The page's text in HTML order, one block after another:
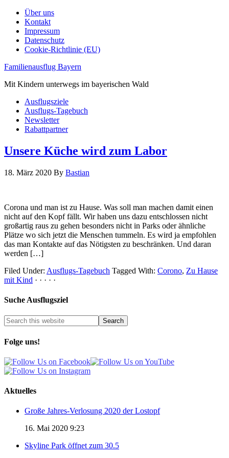
Über uns
Kontakt
Impressum
Datenschutz
Cookie-Richtlinie (EU)
Familienausflug Bayern
Mit Kindern unterwegs im bayerischen Wald
Ausflugsziele
Ausflugs-Tagebuch
Newsletter
Rabattpartner
Unsere Küche wird zum Labor
18. März 2020 By Bastian
Corona und man ist zu Hause. Was soll man machen damit einen
nicht auf den Kopf fällt. Wir haben uns dazu entschlossen nicht
großartig raus zu gehen besonders nicht in Parks oder ähnliche
Plätze wo sich jetzt die Menschen tummeln. Es wird ja empfohlen
das man Kontakte auf das Nötigsten zu beschränken. Und daran
werden […]
Filed Under: Ausflugs-Tagebuch Tagged With: Corono, Zu Hause
mit Kind · · · · ·
Suche Ausflugsziel
Folge uns!
Aktuelles
Große Jahres-Verlosung 2020 der Lostopf
16. Mai 2020 9:23
Skyline Park öffnet zum 30.5